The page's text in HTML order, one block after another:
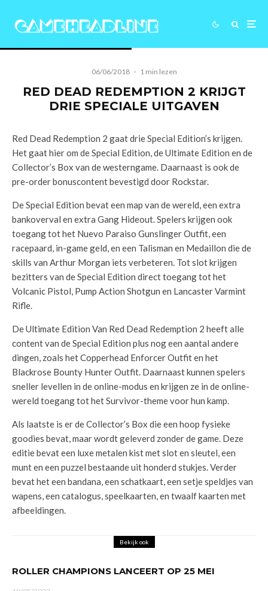
06/06/2018 · 1 min lezen
RED DEAD REDEMPTION 2 KRIJGT
DRIE SPECIALE UITGAVEN
Red Dead Redemption 2 gaat drie Special Edition’s krijgen.
Het gaat hier om de Special Edition, de Ultimate Edition en de
Collector’s Box van de westerngame. Daarnaast is ook de
pre-order bonuscontent bevestigd door Rockstar.
De Special Edition bevat een map van de wereld, een extra
bankoverval en extra Gang Hideout. Spelers krijgen ook
toegang tot het Nuevo Paraiso Gunslinger Outfit, een
racepaard, in-game geld, en een Talisman en Medaillon die de
skills van Arthur Morgan iets verbeteren. Tot slot krijgen
bezitters van de Special Edition direct toegang tot het
Volcanic Pistol, Pump Action Shotgun en Lancaster Varmint
Rifle.
De Ultimate Edition Van Red Dead Redemption 2 heeft alle
content van de Special Edition plus nog een aantal andere
dingen, zoals het Copperhead Enforcer Outfit en het
Blackrose Bounty Hunter Outfit. Daarnaast kunnen spelers
sneller levellen in de online-modus en krijgen ze in de online-
wereld toegang tot het Survivor-theme voor hun kamp.
Als laatste is er de Collector’s Box die een hoop fysieke
goodies bevat, maar wordt geleverd zonder de game. Deze
editie bevat een luxe metalen kist met slot en sleutel, een
munt en een puzzel bestaande uit honderd stukjes. Verder
bevat het een bandana, een schatkaart, een setje speldjes van
wapens, een catalogus, speelkaarten, en twaalf kaarten met
afbeeldingen.
Bekijk ook
ROLLER CHAMPIONS LANCEERT OP 25 MEI